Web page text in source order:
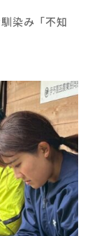
染み「不知